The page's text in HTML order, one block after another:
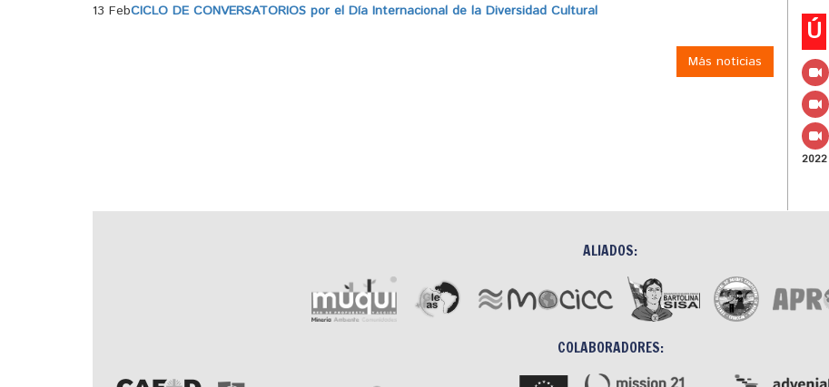
13 FebCICLO DE CONVERSATORIOS por el Día Internacional de la Diversidad Cultural
Más noticias
Ú
2022
ALIADOS:
COLABORADORES: